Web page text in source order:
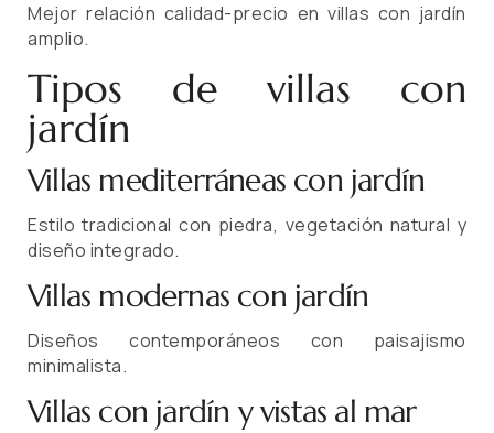
Mejor relación calidad-precio en villas con jardín
amplio.
Tipos de villas con
jardín
Villas mediterráneas con jardín
Estilo tradicional con piedra, vegetación natural y
diseño integrado.
Villas modernas con jardín
Diseños contemporáneos con paisajismo
minimalista.
Villas con jardín y vistas al mar